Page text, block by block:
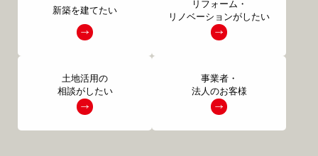
新築を建てたい
リフォーム・
リノベーションがしたい
土地活用の
相談がしたい
事業者・
法人のお客様